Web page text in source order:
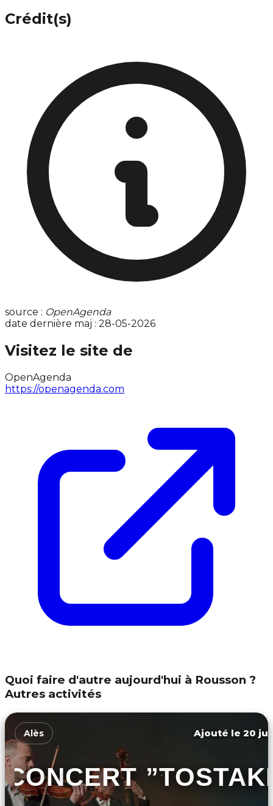
Crédit(s)
source : OpenAgenda
date dernière maj : 28-05-2026
Visitez le site de
OpenAgenda
https://openagenda.com
Quoi faire d'autre aujourd'hui à Rousson ?
Autres activités
Alès Ajouté le 20
CONCERT